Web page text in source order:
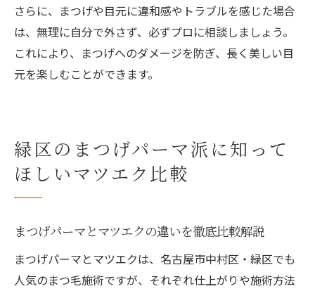
さらに、まつげや目元に違和感やトラブルを感じた場合
は、無理に自分で外さず、必ずプロに相談しましょう。
これにより、まつげへのダメージを防ぎ、長く美しい目
元を楽しむことができます。
緑区のまつげパーマ派に知って
ほしいマツエク比較
まつげパーマとマツエクの違いを徹底比較解説
まつげパーマとマツエクは、名古屋市中村区・緑区でも
人気のまつ毛施術ですが、それぞれ仕上がりや施術方法